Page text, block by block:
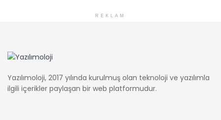
REKLAM
Yazılımoloji, 2017 yılında kurulmuş olan teknoloji ve yazılımla
ilgili içerikler paylaşan bir web platformudur.